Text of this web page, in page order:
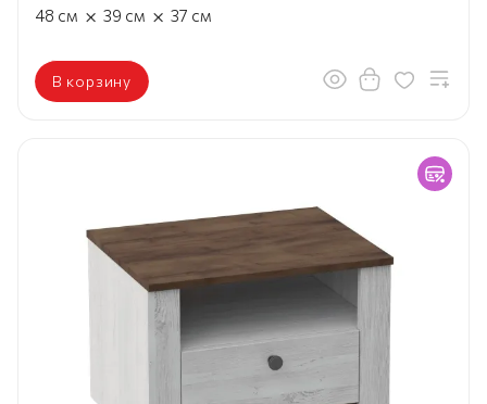
48 см × 39 см × 37 см
В корзину